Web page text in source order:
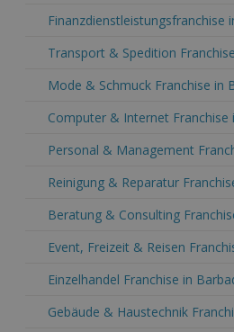
Finanzdienstleistungsfranchise
Transport & Spedition
Mode & Schmuck Franchise in
Computer & Internet Franchise
Personal & Management
Reinigung & Reparatur
Beratung & Consulting
Event, Freizeit & Reisen
Einzelhandel Franchise in
Gebäude & Haustechnik